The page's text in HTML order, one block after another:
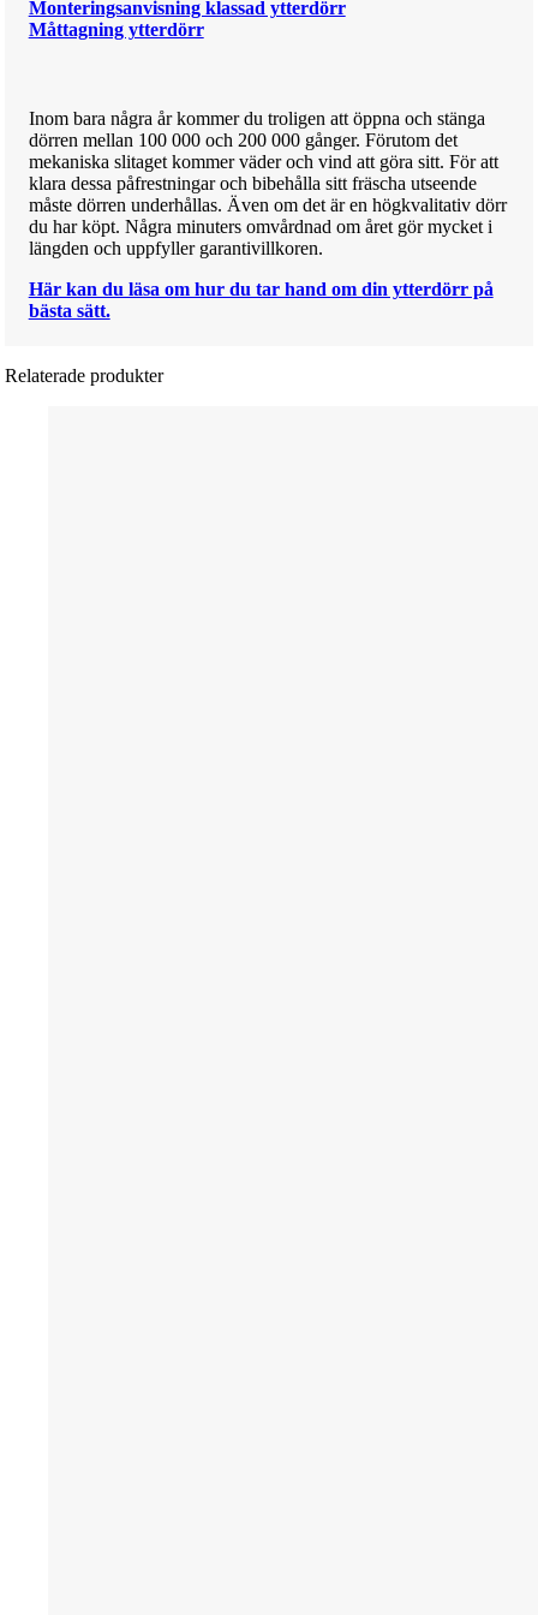
Monteringsanvisning klassad ytterdörr
Måttagning ytterdörr
Inom bara några år kommer du troligen att öppna och stänga
dörren mellan 100 000 och 200 000 gånger. Förutom det
mekaniska slitaget kommer väder och vind att göra sitt. För att
klara dessa påfrestningar och bibehålla sitt fräscha utseende
måste dörren underhållas. Även om det är en högkvalitativ dörr
du har köpt. Några minuters omvårdnad om året gör mycket i
längden och uppfyller garantivillkoren.
Här kan du läsa om hur du tar hand om din ytterdörr på
bästa sätt.
Relaterade produkter